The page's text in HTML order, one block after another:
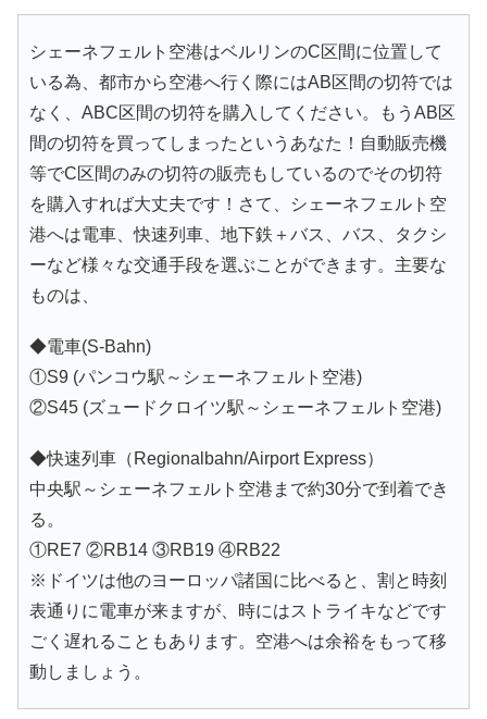
シェーネフェルト空港はベルリンのC区間に位置して
いる為、都市から空港へ行く際にはAB区間の切符では
なく、ABC区間の切符を購入してください。もうAB区
間の切符を買ってしまったというあなた！自動販売機
等でC区間のみの切符の販売もしているのでその切符
を購入すれば大丈夫です！さて、シェーネフェルト空
港へは電車、快速列車、地下鉄＋バス、バス、タクシ
ーなど様々な交通手段を選ぶことができます。主要な
ものは、
◆電車(S-Bahn)
①S9 (パンコウ駅～シェーネフェルト空港)
②S45 (ズュードクロイツ駅～シェーネフェルト空港)
◆快速列車（Regionalbahn/Airport Express）
中央駅～シェーネフェルト空港まで約30分で到着でき
る。
①RE7 ②RB14 ③RB19 ④RB22
※ドイツは他のヨーロッパ諸国に比べると、割と時刻
表通りに電車が来ますが、時にはストライキなどです
ごく遅れることもあります。空港へは余裕をもって移
動しましょう。